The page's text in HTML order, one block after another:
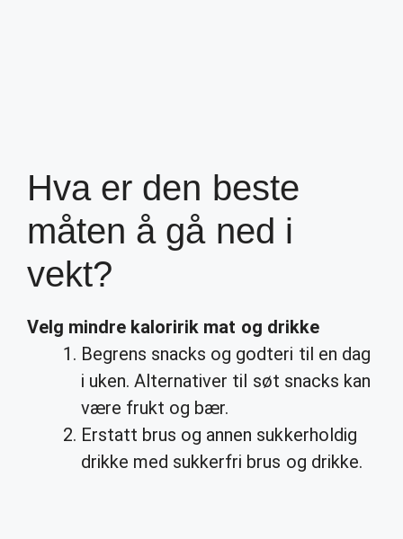
Hva er den beste
måten å gå ned i
vekt?
Velg mindre kaloririk mat og drikke
Begrens snacks og godteri til en dag
i uken. Alternativer til søt snacks kan
være frukt og bær.
Erstatt brus og annen sukkerholdig
drikke med sukkerfri brus og drikke.